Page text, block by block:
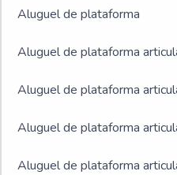
Aluguel de plataforma
Aluguel de plataforma
Aluguel de plataforma
Aluguel de plataforma
Aluguel de plataforma